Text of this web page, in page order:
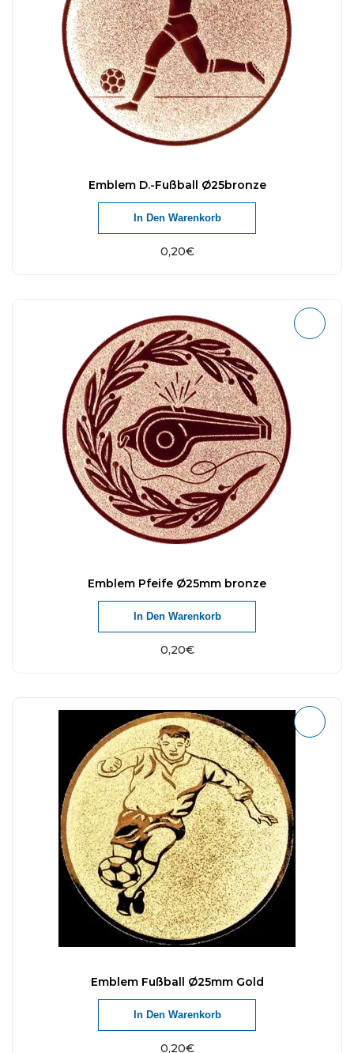
Emblem D.-Fußball Ø25bronze
0,20€
In Den Warenkorb
Emblem Pfeife Ø25mm bronze
0,20€
In Den Warenkorb
Emblem Fußball Ø25mm Gold
0,20€
In Den Warenkorb